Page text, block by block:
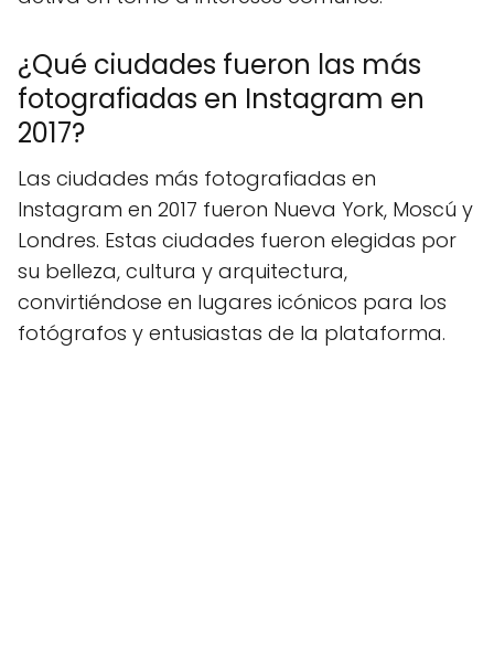
¿Qué ciudades fueron las más
fotografiadas en Instagram en
2017?
Las ciudades más fotografiadas en
Instagram en 2017 fueron Nueva York, Moscú y
Londres. Estas ciudades fueron elegidas por
su belleza, cultura y arquitectura,
convirtiéndose en lugares icónicos para los
fotógrafos y entusiastas de la plataforma.